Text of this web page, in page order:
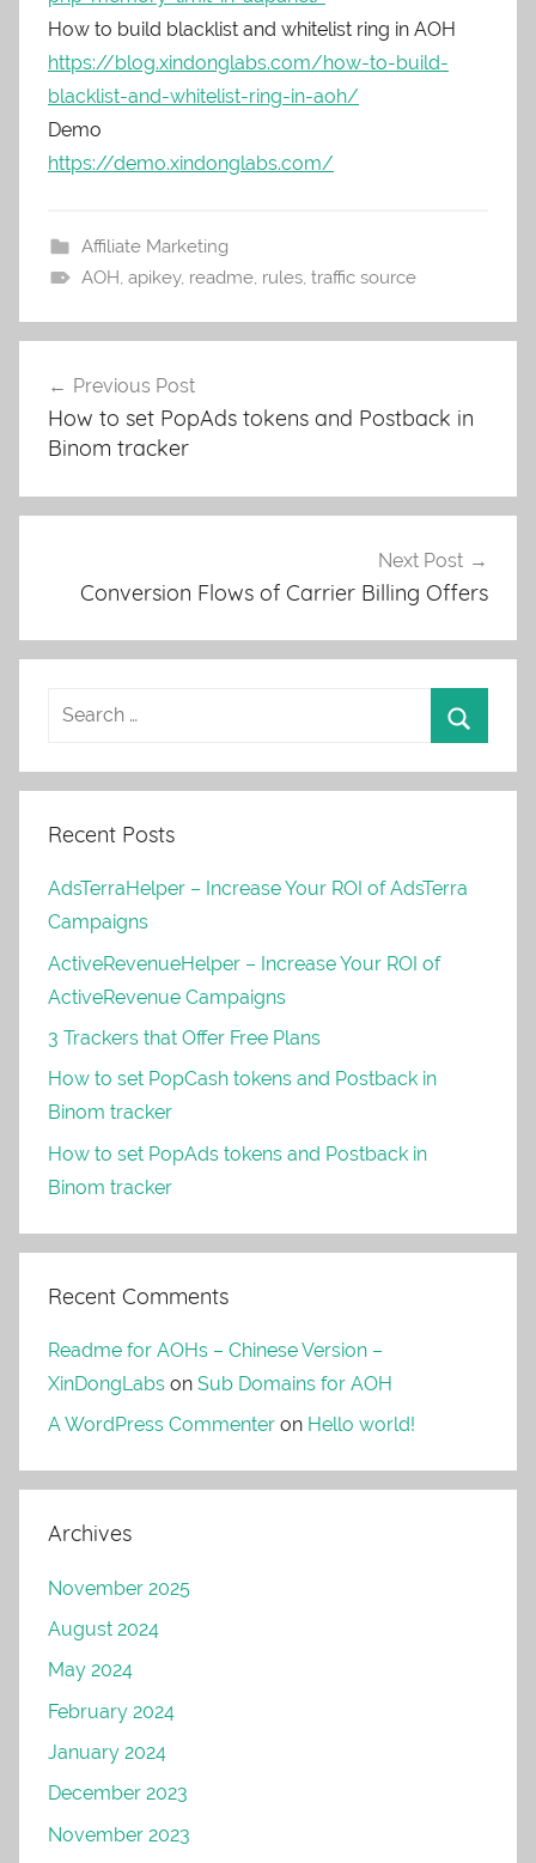
How to build blacklist and whitelist ring in AOH
https://blog.xindonglabs.com/how-to-build-
blacklist-and-whitelist-ring-in-aoh/
Demo
https://demo.xindonglabs.com/
Affiliate Marketing
AOH, apikey, readme, rules, traffic source
navigation
Previous Post
How to set PopAds tokens and Postback in
Binom tracker
Next Post
Conversion Flows of Carrier Billing Offers
Recent Posts
AdsTerraHelper – Increase Your ROI of AdsTerra
Campaigns
ActiveRevenueHelper – Increase Your ROI of
ActiveRevenue Campaigns
3 Trackers that Offer Free Plans
How to set PopCash tokens and Postback in
Binom tracker
How to set PopAds tokens and Postback in
Binom tracker
Recent Comments
Readme for AOHs – Chinese Version –
XinDongLabs on Sub Domains for AOH
A WordPress Commenter on Hello world!
Archives
November 2025
August 2024
May 2024
February 2024
January 2024
December 2023
November 2023